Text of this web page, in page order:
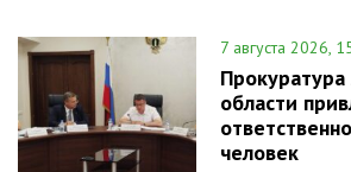
7 августа 2026,
Прокуратура
области
человек